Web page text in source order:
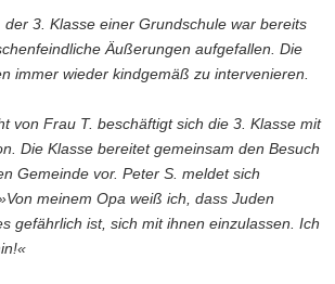
der 3. Klasse einer Grundschule war bereits
Äußerungen aufgefallen. Die
immer wieder kindgemäß zu intervenieren.
von Frau T. beschäftigt sich die 3. Klasse mit
Die Klasse bereitet gemeinsam den Besuch
Gemeinde vor. Peter S. meldet sich
meinem Opa weiß ich, dass Juden
gefährlich ist, sich mit ihnen einzulassen. Ich